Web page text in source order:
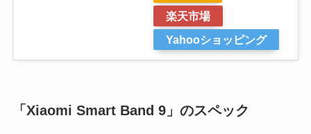
楽天市場
Yahooショッピング
「Xiaomi Smart Band 9」のスペック